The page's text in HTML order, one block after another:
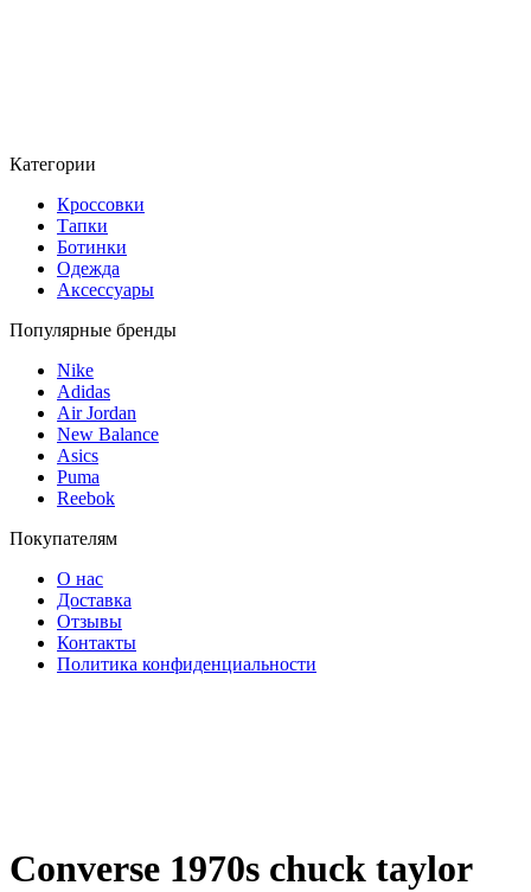
Категории
Кроссовки
Тапки
Ботинки
Одежда
Аксессуары
Популярные бренды
Nike
Adidas
Air Jordan
New Balance
Asics
Puma
Reebok
Покупателям
О нас
Доставка
Отзывы
Контакты
Политика конфиденциальности
Converse 1970s chuck taylor